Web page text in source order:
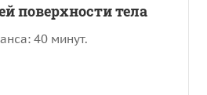
поверхности тела
40 минут.